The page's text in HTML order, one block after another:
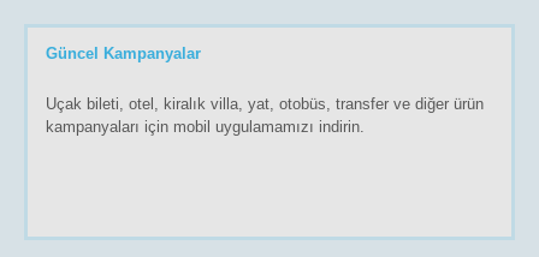
Güncel Kampanyalar
Uçak bileti, otel, kiralık villa, yat, otobüs, transfer ve diğer ürün
kampanyaları için mobil uygulamamızı indirin.